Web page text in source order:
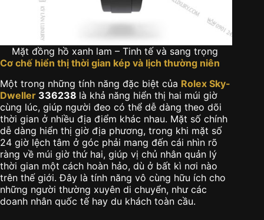
Mặt đồng hồ xanh lam – Tinh tế và sang trọng
Cơ chế hiển thị thời gian kép và lịch thường niên
Một trong những tính năng đặc biệt của Rolex Sky-
Dweller 336238 là khả năng hiển thị hai múi giờ
cùng lúc, giúp người đeo có thể dễ dàng theo dõi
thời gian ở nhiều địa điểm khác nhau. Mặt số chính
dễ dàng hiển thị giờ địa phương, trong khi mặt số
24 giờ lệch tâm ở góc phải mang đến cái nhìn rõ
ràng về múi giờ thứ hai, giúp vị chủ nhân quản lý
thời gian một cách hoàn hảo, dù ở bất kì nơi nào
trên thế giới. Đây là tính năng vô cùng hữu ích cho
những người thường xuyên di chuyển, như các
doanh nhân quốc tế hay du khách toàn cầu.